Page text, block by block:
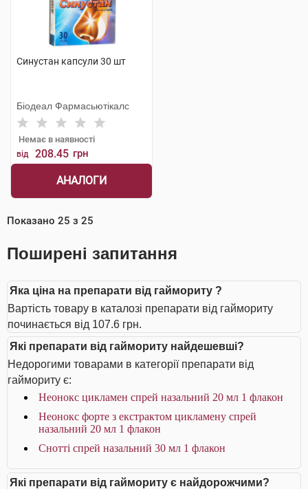
Синустан капсули 30 шт
Біодеал Фармасьютікалс
Немає в наявності
від 208.45 грн
АНАЛОГИ
Показано 25 з 25
Поширені запитання
Яка ціна на препарати від гаймориту ?
Вартість товару в каталозі препарати від гаймориту
починається від 107.6 грн.
Які препарати від гаймориту найдешевші?
Недорогими товарами в категорії препарати від
гаймориту є:
Неонокс цикламен спрей назальний 20 мл 1 флакон
Неонокс форте з екстрактом цикламену спрей
назальний 20 мл 1 флакон
Снотті спрей назальний 30 мл 1 флакон
Які препарати від гаймориту є найдорожчими?